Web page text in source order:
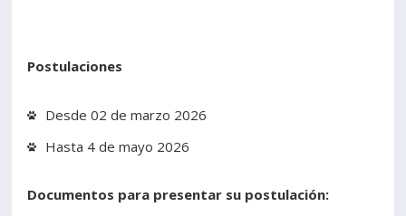
Postulaciones
Desde 02 de marzo 2026
Hasta 4 de mayo 2026
Documentos para presentar su postulación: